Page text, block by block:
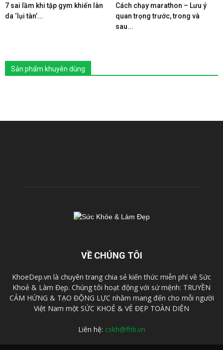
7 sai lầm khi tập gym khiến làn
da ‘lụi tàn’...
Cách chạy marathon – Lưu ý
quan trọng trước, trong và
sau...
Sản phẩm khuyên dùng
VỀ CHÚNG TÔI
KhoeDep.vn là chuyên trang chia sẻ kiến thức miễn phí về Sức
Khoẻ & Làm Đẹp. Chúng tôi hoạt động với sứ mệnh: TRUYỀN
CẢM HỨNG & TẠO ĐỘNG LỰC nhằm mang đến cho mỗi người
Việt Nam một SỨC KHOẺ & VẺ ĐẸP TOÀN DIỆN
Liên hệ: cskh@fhb.vn